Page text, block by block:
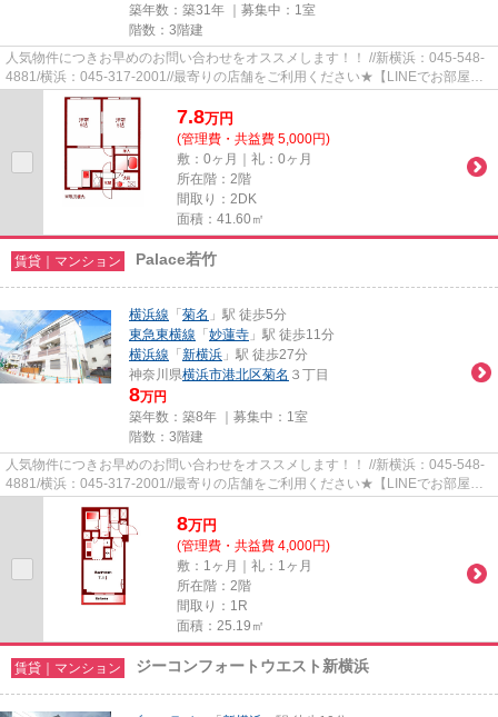
築年数：築31年 ｜募集中： 1室
階数：3階建
人気物件につきお早めのお問い合わせをオススメします！！ //新横浜：045-548-
4881/横浜：045-317-2001//最寄りの店舗をご利用ください★【LINEでお部屋探
し】【初期費用分割払い】【19...
7.8万円
(管理費・共益費 5,000円)
敷：0ヶ月｜礼：0ヶ月
所在階：2階
間取り：2DK
面積：41.60㎡
賃貸｜マンション Palace若竹
横浜線 「 菊名 」駅 徒歩5分
東急東横線 「 妙蓮寺 」駅 徒歩11分
横浜線 「 新横浜 」駅 徒歩27分
神奈川県横浜市港北区菊名 ３丁目
8万円
築年数：築8年 ｜募集中： 1室
階数：3階建
人気物件につきお早めのお問い合わせをオススメします！！ //新横浜：045-548-
4881/横浜：045-317-2001//最寄りの店舗をご利用ください★【LINEでお部屋探
8万円
(管理費・共益費 4,000円)
敷：1ヶ月｜礼：1ヶ月
所在階：2階
間取り：1R
面積：25.19㎡
賃貸｜マンション ジーコンフォートウエスト新横浜